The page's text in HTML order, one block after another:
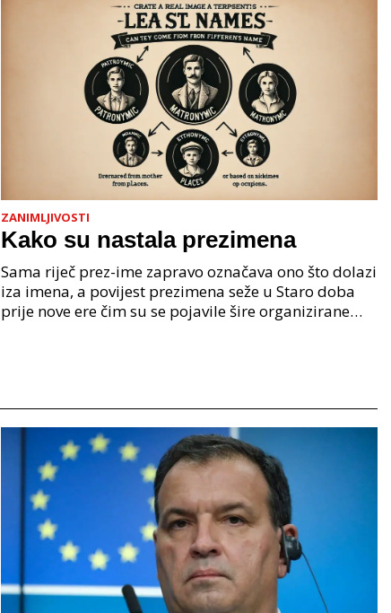
ZANIMLJIVOSTI
Kako su nastala prezimena
Sama riječ prez-ime zapravo označava ono što dolazi
iza imena, a povijest prezimena seže u Staro doba
prije nove ere čim su se pojavile šire organizirane